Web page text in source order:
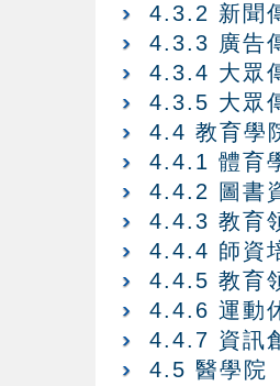
4.3.2 新聞
4.3.3 廣告
4.3.4 大眾
4.3.5 大眾
4.4 教育學
4.4.1 體育
4.4.2 圖書
4.4.3 教育
4.4.4 師資
4.4.5 教育
4.4.6 運動
4.4.7 資訊
4.5 醫學院